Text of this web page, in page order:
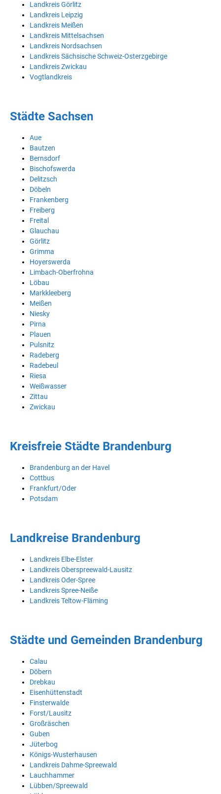
Landkreis Görlitz
Landkreis Leipzig
Landkreis Meißen
Landkreis Mittelsachsen
Landkreis Nordsachsen
Landkreis Sächsische Schweiz-Osterzgebirge
Landkreis Zwickau
Vogtlandkreis
Städte Sachsen
Aue
Bautzen
Bernsdorf
Bischofswerda
Delitzsch
Döbeln
Frankenberg
Freiberg
Freital
Glauchau
Görlitz
Grimma
Hoyerswerda
Limbach-Oberfrohna
Löbau
Markkleeberg
Meißen
Niesky
Pirna
Plauen
Pulsnitz
Radeberg
Radebeul
Riesa
Weißwasser
Zittau
Zwickau
Kreisfreie Städte Brandenburg
Brandenburg an der Havel
Cottbus
Frankfurt/Oder
Potsdam
Landkreise Brandenburg
Landkreis Elbe-Elster
Landkreis Oberspreewald-Lausitz
Landkreis Oder-Spree
Landkreis Spree-Neiße
Landkreis Teltow-Fläming
Städte und Gemeinden Brandenburg
Calau
Döbern
Drebkau
Eisenhüttenstadt
Finsterwalde
Forst/Lausitz
Großräschen
Guben
Jüterbog
Königs-Wusterhausen
Landkreis Dahme-Spreewald
Lauchhammer
Lübben/Spreewald